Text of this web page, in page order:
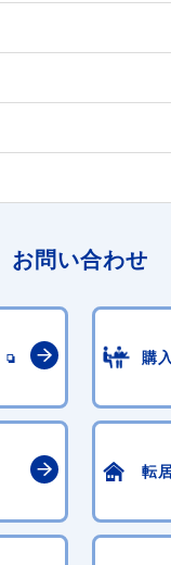
お問い合わせ
購
転